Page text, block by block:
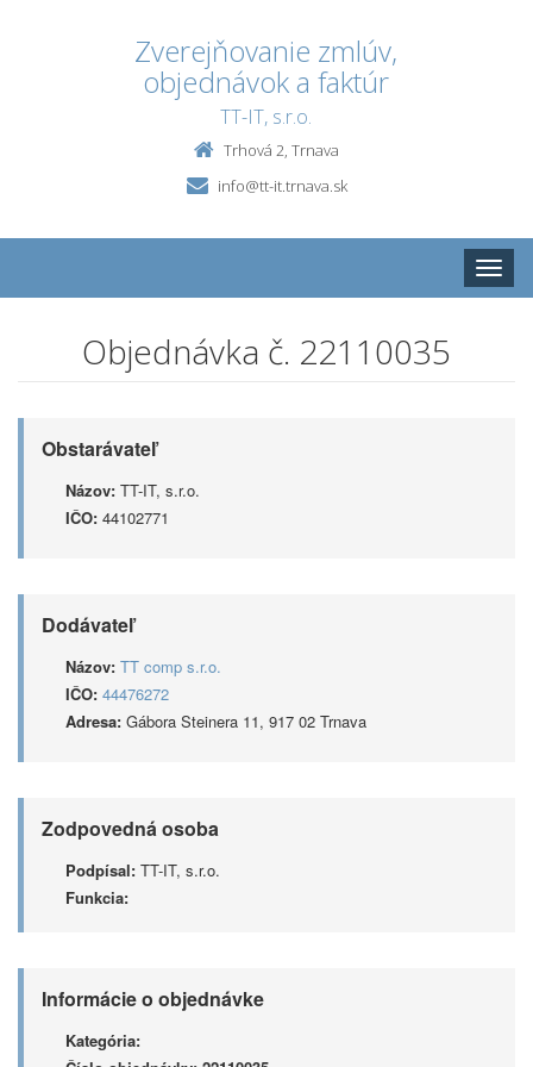
Zverejňovanie zmlúv,
objednávok a faktúr
TT-IT, s.r.o.
Trhová 2, Trnava
info@tt-it.trnava.sk
Toggle
Objednávka č. 22110035
Obstarávateľ
Názov: TT-IT, s.r.o.
IČO: 44102771
Dodávateľ
Názov: TT comp s.r.o.
IČO: 44476272
Adresa: Gábora Steinera 11, 917 02 Trnava
Zodpovedná osoba
Podpísal: TT-IT, s.r.o.
Funkcia:
Informácie o objednávke
Kategória: